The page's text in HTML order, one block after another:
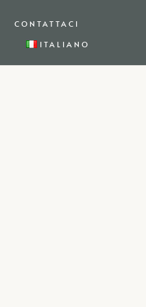
CONTATTACI
ITALIANO